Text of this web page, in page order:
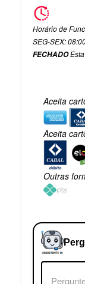
Horário de
SEG-SEX:
FECHADOEsta
Aceita
Aceita
Outras